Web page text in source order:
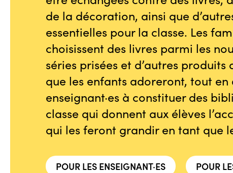
de la décoration, ainsi que
essentielles pour la classe. Les
choisissent des livres parmi les
séries prisées et d’autres produits
que les enfants adoreront, tout en
enseignant·es à constituer des
classe qui donnent aux élèves
qui les feront grandir en tant que
POUR LES ENSEIGNANT·ES POUR